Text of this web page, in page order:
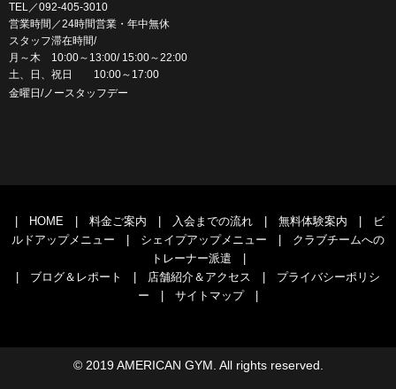
TEL／092-405-3010
営業時間／24時間営業・年中無休
スタッフ滞在時間/
月～木 10:00～13:00/ 15:00～22:00
土、日、祝日 10:00～17:00
金曜日/ノースタッフデー
HOME 料金ご案内 入会までの流れ 無料体験案内
ビ
ルドアップメニュー
シェイプアップメニュー
クラブチームへの
トレーナー派遣
ブログ＆レポート 店舗紹介＆アクセス
プライバシーポリシ
ー
サイトマップ|
© 2019 AMERICAN GYM. All rights reserved.